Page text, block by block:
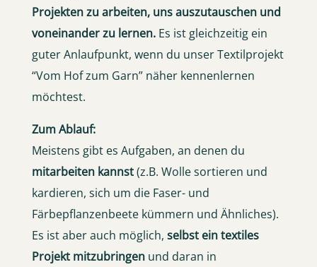
Projekten zu arbeiten, uns auszutauschen und
voneinander zu lernen.Es ist gleichzeitig ein
guter Anlaufpunkt, wenn du unser Textilprojekt
“Vom Hof zum Garn” näher kennenlernen
möchtest.
Zum Ablauf:
Meistens gibt es Aufgaben, an denen du
mitarbeiten kannst(z.B. Wolle sortieren und
kardieren, sich um die Faser- und
Färbepflanzenbeete kümmern und Ähnliches).
Es ist aber auch möglich, selbst ein textiles
Projekt mitzubringenund daran in